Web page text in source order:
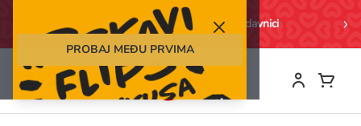
Naručite online i preuzmite u prodavnici
Skip
to
PROBAJ MEĐU PRVIMA